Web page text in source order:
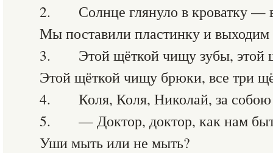
2. Солнце глянуло в кроватку —
Мы поставили пластинку и выходим
3. Этой щёткой чищу зубы, этой
Этой щёткой чищу брюки, все три
4. Коля, Коля, Николай, за собою
5. — Доктор, доктор, как нам
Уши мыть или не мыть?